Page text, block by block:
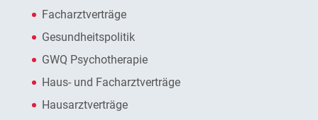
Facharztverträge
Gesundheitspolitik
GWQ Psychotherapie
Haus- und Facharztverträge
Hausarztverträge